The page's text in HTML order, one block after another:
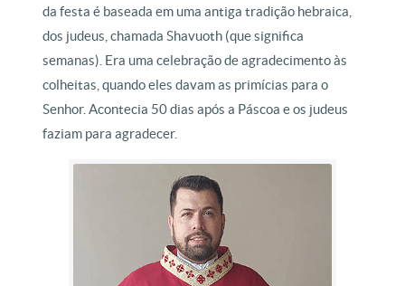
da festa é baseada em uma antiga tradição hebraica,
dos judeus, chamada Shavuoth (que significa
semanas). Era uma celebração de agradecimento às
colheitas, quando eles davam as primícias para o
Senhor. Acontecia 50 dias após a Páscoa e os judeus
faziam para agradecer.